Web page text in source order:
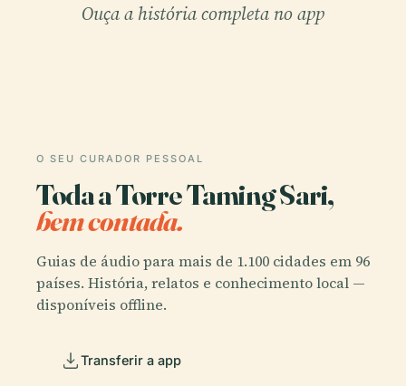
Ouça a história completa no app
O SEU CURADOR PESSOAL
Toda a Torre Taming Sari,
bem contada.
Guias de áudio para mais de 1.100 cidades em 96
países. História, relatos e conhecimento local —
disponíveis offline.
Transferir a app